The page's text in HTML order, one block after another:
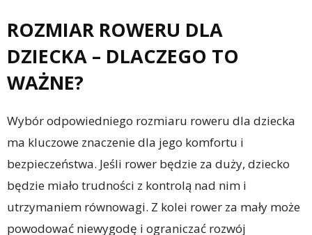
ROZMIAR ROWERU DLA
DZIECKA – DLACZEGO TO
WAŻNE?
Wybór odpowiedniego rozmiaru roweru dla dziecka
ma kluczowe znaczenie dla jego komfortu i
bezpieczeństwa. Jeśli rower będzie za duży, dziecko
będzie miało trudności z kontrolą nad nim i
utrzymaniem równowagi. Z kolei rower za mały może
powodować niewygodę i ograniczać rozwój